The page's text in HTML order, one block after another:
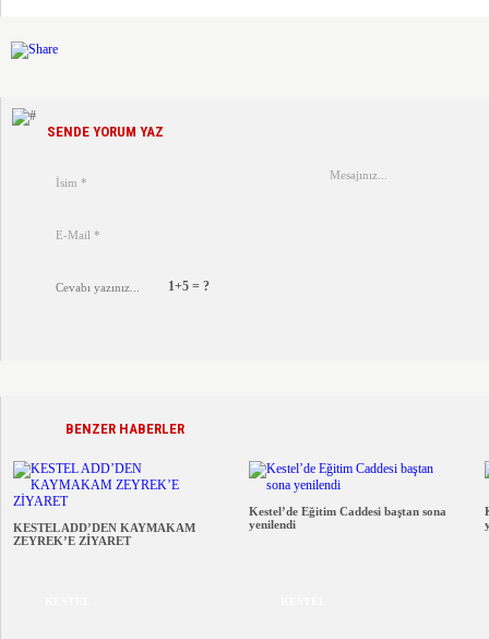
SENDE YORUM YAZ
1+5 = ?
BENZER HABERLER
KESTEL ADD’DEN KAYMAKAM
ZEYREK’E ZİYARET
Kestel’de Eğitim Caddesi baştan sona
yenilendi